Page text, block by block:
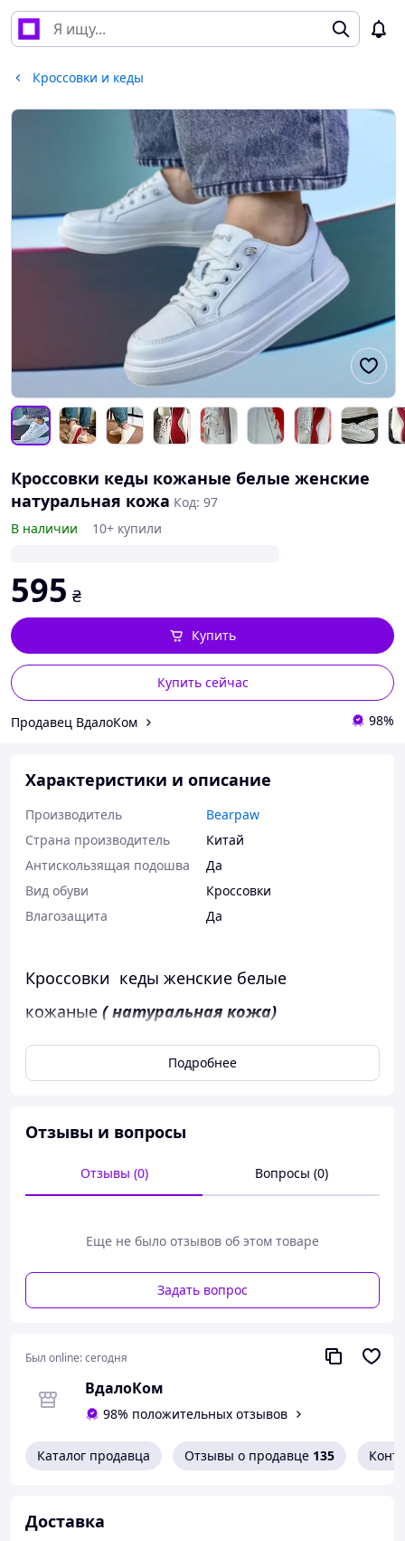
Кроссовки и кеды
Кроссовки кеды кожаные белые женские
натуральная кожа Код: 97
В наличии
10+ купили
595 ₴
Купить сейчас
Купить
Продавец ВдалоКом 98%
Характеристики и описание
Производитель
Bearpaw
Страна производитель
Китай
Антискользящая подошва
Да
Вид обуви
Кроссовки
Влагозащита
Да
Кроссовки кеды женские белые
кожаные ( натуральная кожа)
платформа 2 см
пятая жесткая фиксированная ( нога
подошва полиуретан
плотная
удобные, мягкие, красивые
одна пара
Подробнее
Отзывы и вопросы
Отзывы (0) Вопросы (0)
Еще не было отзывов об этом товаре
Задать вопрос
Был online:сегодня
ВдалоКом
98% положительных отзывов
Каталог продавца Отзывы о продавце 135
Доставка